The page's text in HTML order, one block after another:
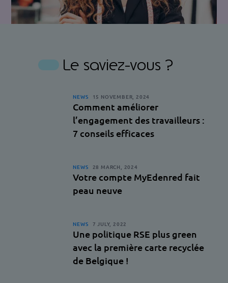
Le saviez-vous ?
NEWS 15 NOVEMBER, 2024
Comment améliorer
l’engagement des travailleurs :
7 conseils efficaces
NEWS 28 MARCH, 2024
Votre compte MyEdenred fait
peau neuve
NEWS 7 JULY, 2022
Une politique RSE plus green
avec la première carte recyclée
de Belgique !